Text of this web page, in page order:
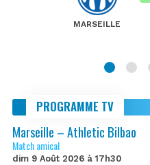
MARSEILLE
PROGRAMME TV
Marseille – Athletic Bilbao
Match amical
dim 9 Août 2026 à 17h30